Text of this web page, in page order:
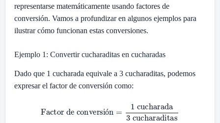
representarse matemáticamente usando factores de
conversión. Vamos a profundizar en algunos ejemplos para
ilustrar cómo funcionan estas conversiones.
Ejemplo 1: Convertir cucharaditas en cucharadas
Dado que 1 cucharada equivale a 3 cucharaditas, podemos
expresar el factor de conversión como:
ó
cucharada3cucharaditas